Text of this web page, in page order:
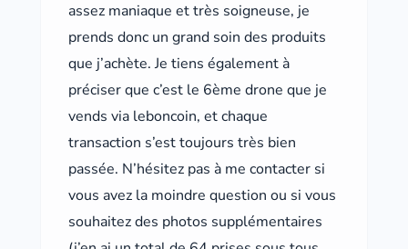
assez maniaque et très soigneuse, je
prends donc un grand soin des produits
que j’achète. Je tiens également à
préciser que c’est le 6ème drone que je
vends via leboncoin, et chaque
transaction s’est toujours très bien
passée. N’hésitez pas à me contacter si
vous avez la moindre question ou si vous
souhaitez des photos supplémentaires